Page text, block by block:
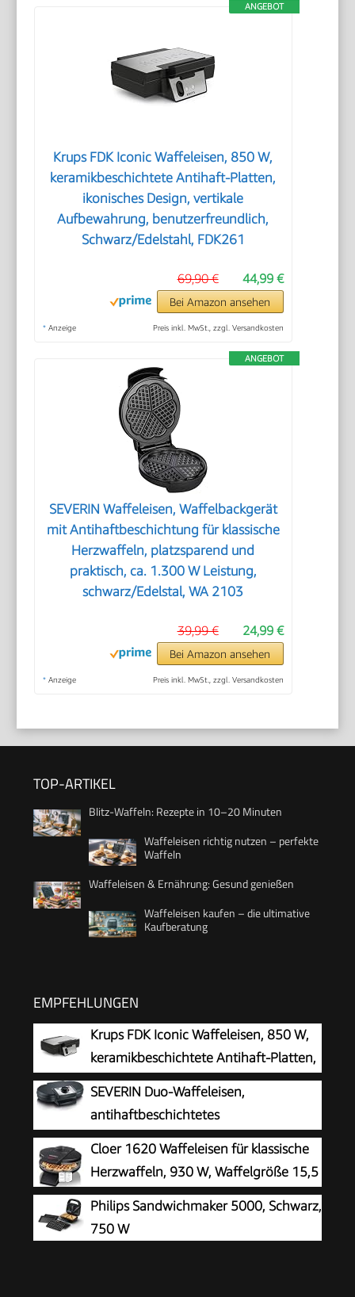
ANGEBOT
Krups FDK Iconic Waffeleisen, 850 W,
keramikbeschichtete Antihaft-Platten,
ikonisches Design, vertikale
Aufbewahrung, benutzerfreundlich,
Schwarz/Edelstahl, FDK261
44,99 €
69,90 €
Bei Amazon ansehen
* Anzeige Preis inkl. MwSt., zzgl. Versandkosten
ANGEBOT
SEVERIN Waffeleisen, Waffelbackgerät
mit Antihaftbeschichtung für klassische
Herzwaffeln, platzsparend und
praktisch, ca. 1.300 W Leistung,
schwarz/Edelstal, WA 2103
24,99 €
39,99 €
Bei Amazon ansehen
* Anzeige Preis inkl. MwSt., zzgl. Versandkosten
TOP-ARTIKEL
Blitz-Waffeln: Rezepte in 10–20 Minuten
Waffeleisen richtig nutzen – perfekte
Waffeln
Waffeleisen & Ernährung: Gesund genießen
Waffeleisen kaufen – die ultimative
Kaufberatung
EMPFEHLUNGEN
Krups FDK Iconic Waffeleisen, 850 W,
keramikbeschichtete Antihaft-Platten,
ikonisches Design, vertikale
Aufbewahrung, benutzerfreundlich,
Schwarz/Edelstahl, FDK261
SEVERIN Duo-Waffeleisen,
antihaftbeschichtetes
Doppelwaffeleisen für zwei klassische
Herzwaffeln, Herzwaffeleisen im Slim-Design,
ca. 1.200 W Leistung, schwarz, WA 2106
Cloer 1620 Waffeleisen für klassische
Herzwaffeln, 930 W, Waffelgröße 15,5
cm, stufenlos wählbarer
Bräunungsgrad, schwarz
Philips Sandwichmaker 5000, Schwarz,
750 W